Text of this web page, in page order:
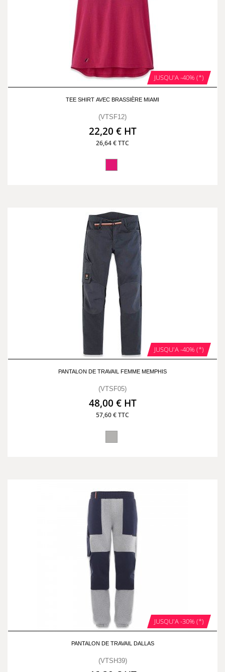
JUSQU'A -40% (*)
TEE SHIRT AVEC BRASSIÈRE MIAMI
(VTSF12)
22,20 € HT
26,64 € TTC
JUSQU'A -40% (*)
PANTALON DE TRAVAIL FEMME MEMPHIS
(VTSF05)
48,00 € HT
57,60 € TTC
JUSQU'A -30% (*)
PANTALON DE TRAVAIL DALLAS
(VTSH39)